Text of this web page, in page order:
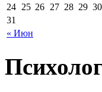
« Июн
24 25 26 27 28 29 30
31